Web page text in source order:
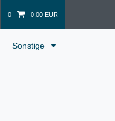
0 0,00 EUR
Sonstige